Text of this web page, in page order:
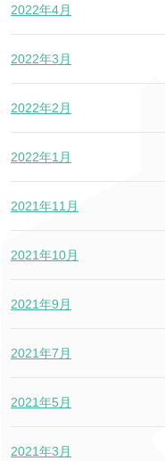
2022年4月
2022年3月
2022年2月
2022年1月
2021年11月
2021年10月
2021年9月
2021年7月
2021年5月
2021年3月